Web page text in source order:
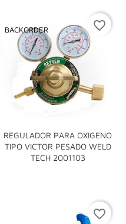
REGULADOR PARA OXIGENO
TIPO VICTOR PESADO WELD
TECH 2001103
BACKORDER favorite_border
favorite_border